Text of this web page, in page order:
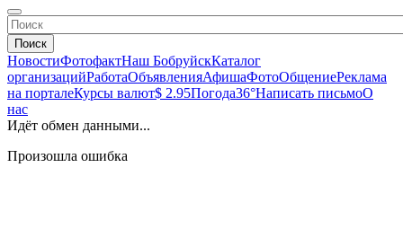
Поиск
НовостиФотофактНаш БобруйскКаталог
организацийРаботаОбъявленияАфишаФотоОбщениеРеклама
на порталеКурсы валют$ 2.95Погода36°Написать письмоО
нас
Идёт обмен данными...
Произошла ошибка